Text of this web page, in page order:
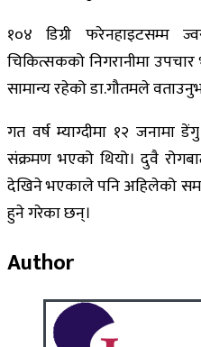
१०४ डिग्री फरेनहाइटसम्म
चिकित्सकको निगरानीमा
सामान्य रहेको डा.गौतमले
गत वर्ष म्याग्दीमा १२ जनामा
संक्रमण भएको थियो। दुवै
देखिने भएकाले पनि अहिलेको
हुने गरेका छन्।
Author